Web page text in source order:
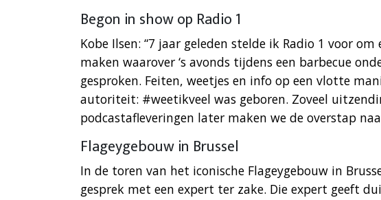
Begon in show op Radio 1
Kobe Ilsen: “7 jaar geleden stelde ik Radio 1 voor
maken waarover ‘s avonds tijdens een barbecue
gesproken. Feiten, weetjes en info op een vlotte
autoriteit: #weetikveel was geboren. Zoveel
podcastafleveringen later maken we de overstap
Flageygebouw in Brussel
In de toren van het iconische Flageygebouw in
gesprek met een expert ter zake. Die expert geeft